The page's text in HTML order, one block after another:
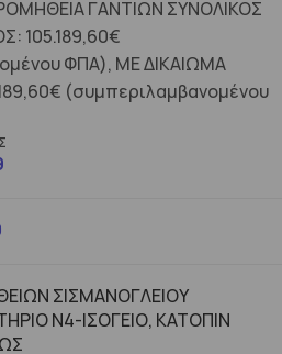
ΓΑΝΤΙΩΝ ΣΥΝΟΛΙΚΟΣ
105.189,60€
ΦΠΑ), ME ΔΙΚΑΙΩΜΑ
(συμπεριλαμβανομένου
ΣΙΣΜΑΝΟΓΛΕΙΟΥ
Ν4-ΙΣΟΓΕΙΟ, ΚΑΤΟΠΙΝ